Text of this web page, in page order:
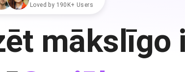
Loved by 190K+ Users
mākslīgo